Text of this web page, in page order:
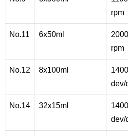
rpm
No.11 6x50ml
rpm
No.12 8x100ml
dev/
No.14 32x15ml
dev/